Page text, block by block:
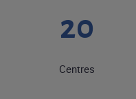
20
Centres